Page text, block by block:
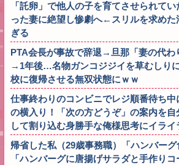
「託卵」で他人の子を育てさせられて
った妻に絶望し惨劇へ←スリルを求めた
ぎる
PTA会長が事故で辞退→旦那「妻の代わ
→1年後…名物ガンコジジイを草むしり
校に復帰させる無双状態にｗｗ
仕事終わりのコンビニでレジ順番待ち中
の横入り！「次の方どうぞ」の案内を
して割り込む身勝手な俺様思考にイライ
帰省した私（29歳事務職）「ハンバー
「ハンバーグに唐揚げサラダと手作り